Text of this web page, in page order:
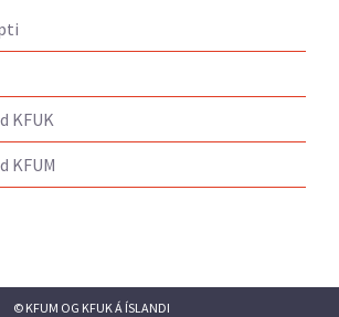
KFUK
KFUM
© KFUM OG KFUK Á ÍSLANDI